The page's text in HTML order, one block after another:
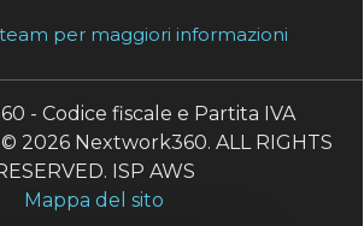
per maggiori informazioni
- Codice fiscale e Partita IVA
2026 Nextwork360. ALL RIGHTS
ISP AWS
Mappa del sito